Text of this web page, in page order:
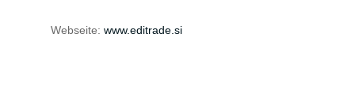
Webseite: www.editrade.si